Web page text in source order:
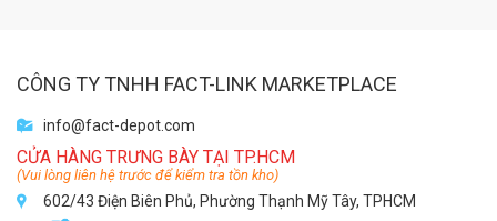
CÔNG TY TNHH FACT-LINK MARKETPLACE
info@fact-depot.com
CỬA HÀNG TRƯNG BÀY TẠI TP.HCM
(Vui lòng liên hệ trước để kiểm tra tồn kho)
602/43 Điện Biên Phủ, Phường Thạnh Mỹ Tây, TPHCM